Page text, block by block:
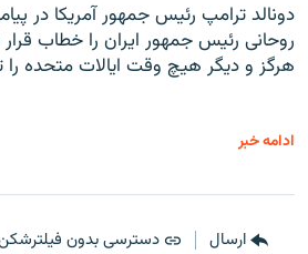
دونالد ترامپ رئیس جمهور آمریکا در
روحانی رئیس جمهور ایران را خطاب
هرگز و دیگر هیچ وقت ایالات متحده را
ادامه خبر
ارسال دسترسی بدون